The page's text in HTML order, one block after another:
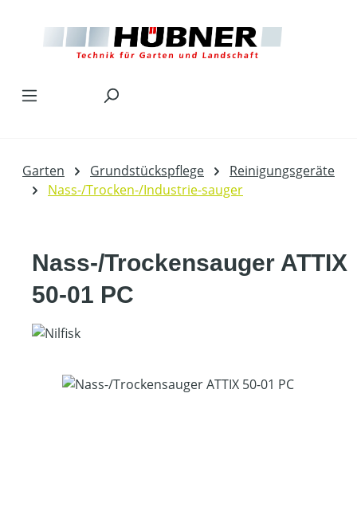
Garten Grundstückspflege
Reinigungsgeräte
Nass-/Trocken-/Industrie-sauger
Nass-/Trockensauger ATTIX
50-01 PC
Bildergalerie überspringen